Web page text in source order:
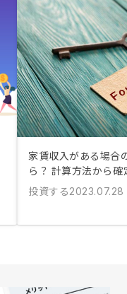
家賃収入がある場合
ら？ 計算方法から
投資する2023.07.28